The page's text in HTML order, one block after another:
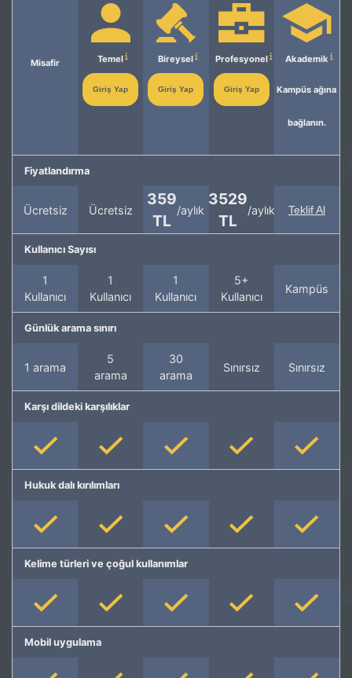
Misafir Temel
Giriş Yap
Bireysel
Giriş Yap
Profesyonel
Giriş Yap
Akademik
Kampüs ağına
bağlanın.
Fiyatlandırma
Ücretsiz Ücretsiz
359
TL
/aylık
3529
TL
/aylık Teklif Al
Kullanıcı Sayısı
1
Kullanıcı
1
Kullanıcı
1
Kullanıcı
5+
Kullanıcı
Kampüs
Günlük arama sınırı
1 arama
5
arama
30
arama
Sınırsız Sınırsız
Karşı dildeki karşılıklar
Hukuk dalı kırılımları
Kelime türleri ve çoğul kullanımlar
Mobil uygulama